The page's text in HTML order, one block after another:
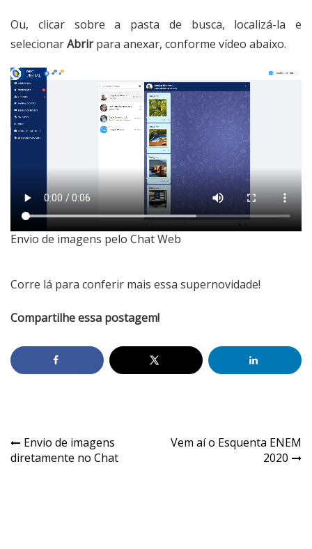
Ou, clicar sobre a pasta de busca, localizá-la e
selecionarAbrirpara anexar, conforme vídeo abaixo.
Envio de imagens pelo Chat Web
Corre lá para conferir mais essa supernovidade!
Compartilhe essa postagem!
Envio de imagens
diretamente no Chat
Vem aí o Esquenta ENEM
2020